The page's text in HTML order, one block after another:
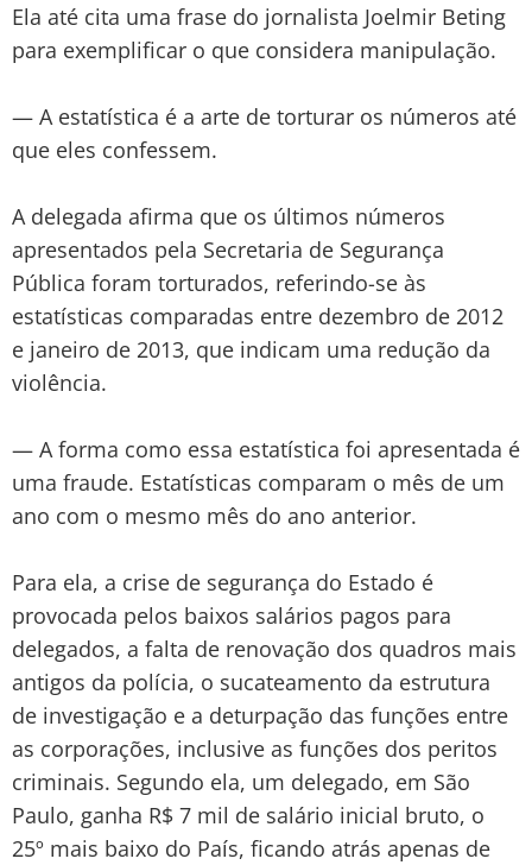
Ela até cita uma frase do jornalista Joelmir Beting
para exemplificar o que considera manipulação.
— A estatística é a arte de torturar os números até
que eles confessem.
A delegada afirma que os últimos números
apresentados pela Secretaria de Segurança
Pública foram torturados, referindo-se às
estatísticas comparadas entre dezembro de 2012
e janeiro de 2013, que indicam uma redução da
violência.
— A forma como essa estatística foi apresentada é
uma fraude. Estatísticas comparam o mês de um
ano com o mesmo mês do ano anterior.
Para ela, a crise de segurança do Estado é
provocada pelos baixos salários pagos para
delegados, a falta de renovação dos quadros mais
antigos da polícia, o sucateamento da estrutura
de investigação e a deturpação das funções entre
as corporações, inclusive as funções dos peritos
criminais. Segundo ela, um delegado, em São
Paulo, ganha R$ 7 mil de salário inicial bruto, o
25º mais baixo do País, ficando atrás apenas de